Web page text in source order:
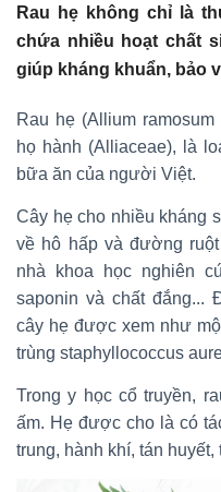
Rau hẹ không chỉ là
chứa nhiều hoạt chất
giúp kháng khuẩn, bảo
Rau hẹ (Allium
họ hành (Alliaceae), là
bữa ăn của người Việt.
Cây hẹ cho nhiều kháng
về hô hấp và đường
nhà khoa học nghiên
saponin và chất đắng...
cây hẹ được xem như
trùng staphyllococcus
Trong y học cổ truyền,
ấm. Hẹ được cho là có
trung, hành khí, tán